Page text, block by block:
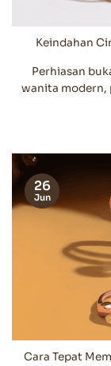
Keindahan
Perhiasan
wanita modern,
Cara Tepat
26
Jun